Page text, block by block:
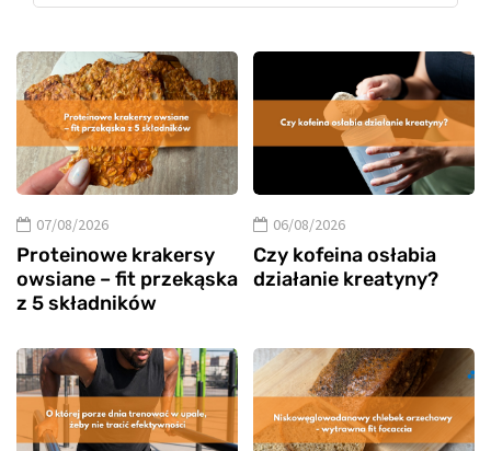
07/08/2026
Proteinowe krakersy
owsiane – fit przekąska
z 5 składników
06/08/2026
Czy kofeina osłabia
działanie kreatyny?